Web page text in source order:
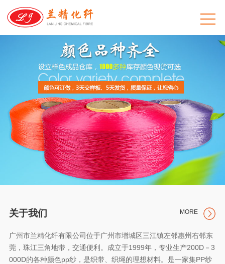
关于我们 MORE
广州市兰精化纤有限公司位于广州市增城区三江镇左邻惠州右邻东
莞，珠江三角地带，交通便利。成立于1999年，专业生产200D－3
000D的各种颜色pp纱，是织带、织绳的理想材料。是一家集PP纱